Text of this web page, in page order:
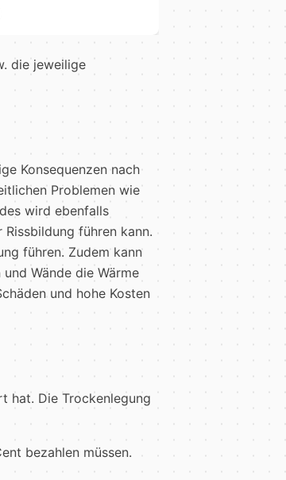
die jeweilige
Konsequenzen nach
Problemen wie
wird ebenfalls
führen kann.
führen. Zudem kann
Wände die Wärme
und hohe Kosten
hat. Die Trockenlegung
bezahlen müssen.